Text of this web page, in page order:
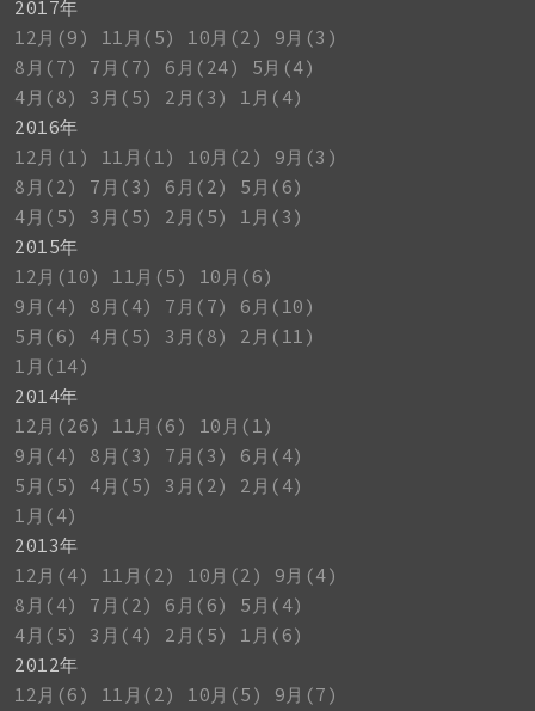
2017年
12月(9)
11月(5) 10月(2)
9月(3)
8月(7)
7月(7) 6月(24)
5月(4)
4月(8)
3月(5) 2月(3)
1月(4)
2016年
12月(1)
11月(1) 10月(2)
9月(3)
8月(2)
7月(3) 6月(2)
5月(6)
4月(5)
3月(5) 2月(5)
1月(3)
2015年
12月(10)
11月(5)
10月(6)
9月(4)
8月(4) 7月(7)
6月(10)
5月(6)
4月(5) 3月(8)
2月(11)
1月(14)
2014年
12月(26)
11月(6)
10月(1)
9月(4)
8月(3) 7月(3)
6月(4)
5月(5)
4月(5) 3月(2)
2月(4)
1月(4)
2013年
12月(4)
11月(2) 10月(2)
9月(4)
8月(4)
7月(2) 6月(6)
5月(4)
4月(5)
3月(4) 2月(5)
1月(6)
2012年
12月(6)
11月(2) 10月(5)
9月(7)